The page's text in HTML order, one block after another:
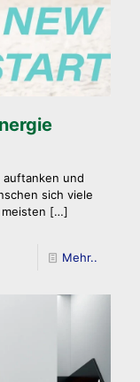
auftanken und
sich viele
[…]
Mehr..